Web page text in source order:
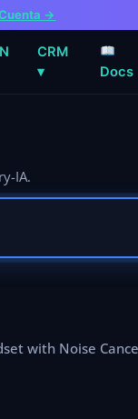
→
CRM
▾
Docs
IA.
with Noise